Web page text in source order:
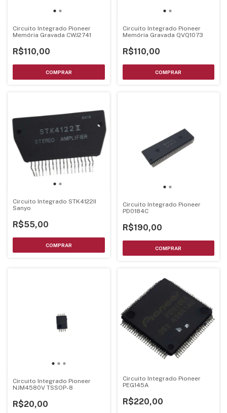
Circuito Integrado Pioneer
Memória Gravada CWJ2741
R$110,00
Circuito Integrado Pioneer
Memória Gravada QVQ1073
R$110,00
Circuito Integrado STK4122II
Sanyo
R$55,00
Circuito Integrado Pioneer
PD0184C
R$190,00
Circuito Integrado Pioneer
NJM4580V TSSOP-8
R$20,00
Circuito Integrado Pioneer
PEG145A
R$220,00